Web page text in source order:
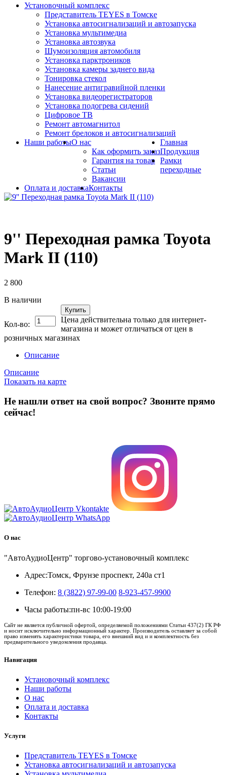
Установочный комплекс
Представитель TEYES в Томске
Установка автосигнализаций и автозапуска
Установка мультимедиа
Установка автозвука
Шумоизоляция автомобиля
Установка парктроников
Установка камеры заднего вида
Тонировка стекол
Нанесение антигравийной пленки
Установка видеорегистраторов
Установка подогрева сидений
Цифровое ТВ
Ремонт автомагнитол
Ремонт брелоков и автосигнализаций
Наши работыО нас
Как оформить заказ
Гарантия на товар
Статьи
Вакансии
Оплата и доставкаКонтакты
Главная
Продукция
Рамки
переходные
9'' Переходная рамка Toyota
Mark II (110)
2 800
В наличии
Кол-во:
Купить
Цена действительна только для интернет-
магазина и может отличаться от цен в
розничных магазинах
Описание
Описание
Показать на карте
Не нашли ответ на свой вопрос? Звоните прямо
сейчас!
О нас
"АвтоАудиоЦентр" торгово-установочный комплекс
Адрес:Томск, Фрунзе проспект, 240а ст1
Телефон: 8 (3822) 97-99-00 8-923-457-9900
Часы работы:пн-вс 10:00-19:00
Сайт не является публичной офертой, определяемой положениями Статьи 437(2) ГК РФ
и носит исключительно информационный характер. Производитель оставляет за собой
право изменять характеристики товара, его внешний вид и и комплектность без
предварительного уведомления продавца.
Навигация
Установочный комплекс
Наши работы
О нас
Оплата и доставка
Контакты
Услуги
Представитель TEYES в Томске
Установка автосигнализаций и автозапуска